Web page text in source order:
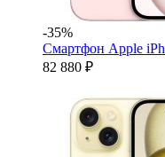
-35%
Смартфон Apple
82 880 ₽